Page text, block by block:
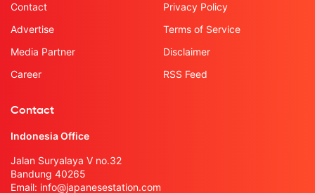
Contact
Advertise
Media Partner
Career
Privacy Policy
Terms of Service
Disclaimer
RSS Feed
Contact
Indonesia Office
Jalan Suryalaya V no.32
Bandung 40265
Email: info@japanesestation.com